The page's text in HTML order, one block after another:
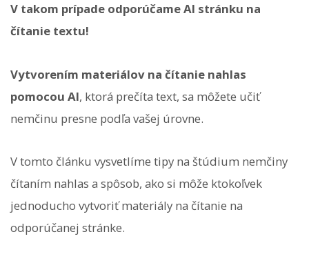
V takom prípade odporúčame AI stránku na
čítanie textu!
Vytvorením materiálov na čítanie nahlas
pomocou AI, ktorá prečíta text, sa môžete učiť
nemčinu presne podľa vašej úrovne.
V tomto článku vysvetlíme tipy na štúdium nemčiny
čítaním nahlas a spôsob, ako si môže ktokoľvek
jednoducho vytvoriť materiály na čítanie na
odporúčanej stránke.